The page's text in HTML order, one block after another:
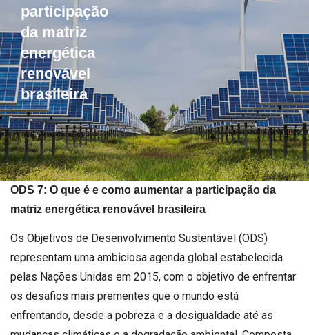
participação
da matriz
energética
renovável
brasileira
ODS 7: O que é e como aumentar a participação da
matriz energética renovável brasileira
Os Objetivos de Desenvolvimento Sustentável (ODS)
representam uma ambiciosa agenda global estabelecida
pelas Nações Unidas em 2015, com o objetivo de enfrentar
os desafios mais prementes que o mundo está
enfrentando, desde a pobreza e a desigualdade até as